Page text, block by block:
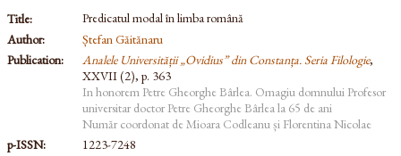
Title:
Predicatul modal în limba română
Author:
Ștefan Găitănaru
Publication:
Analele Universității „Ovidius” din Constanța. Seria Filologie,
XXVII (2), p. 363
In honorem Petre Gheorghe Bârlea. Omagiu domnului Profesor
universitar doctor Petre Gheorghe Bârlea la 65 de ani
Număr coordonat de Mioara Codleanu și Florentina Nicolae
p-ISSN:
1223-7248